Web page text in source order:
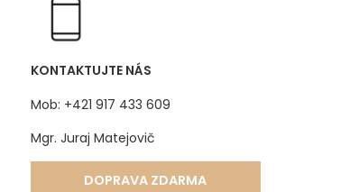
KONTAKTUJTE NÁS
Mob: +421 917 433 609
Mgr. Juraj Matejovič
DOPRAVA ZDARMA